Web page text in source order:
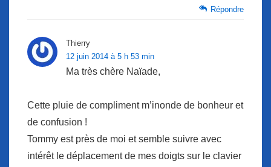
Répondre
Thierry
12 juin 2014 à 5 h 53 min
Ma très chère Naïade,
Cette pluie de compliment m’inonde de bonheur et
de confusion !
Tommy est près de moi et semble suivre avec
intérêt le déplacement de mes doigts sur le clavier